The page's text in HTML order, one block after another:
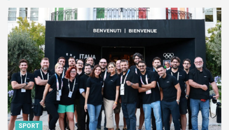
SPORT